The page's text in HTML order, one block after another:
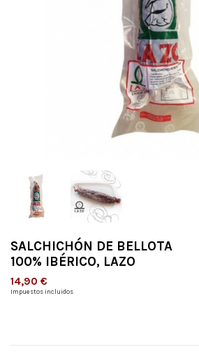
SALCHICHÓN DE BELLOTA
100% IBÉRICO, LAZO
14,90 €
Impuestos incluidos